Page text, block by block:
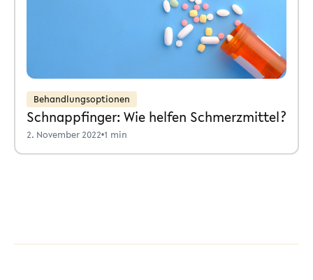
Behandlungsoptionen
Schnappfinger: Wie helfen Schmerzmittel?
2. November 2022•1 min